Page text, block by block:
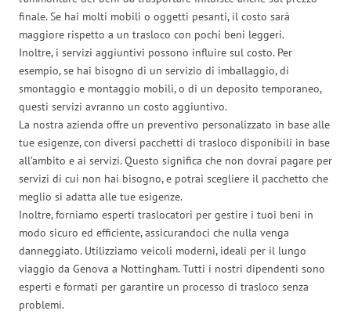
finale. Se hai molti mobili o oggetti pesanti, il costo sarà
maggiore rispetto a un trasloco con pochi beni leggeri.
Inoltre, i servizi aggiuntivi possono influire sul costo. Per
esempio, se hai bisogno di un servizio di imballaggio, di
smontaggio e montaggio mobili, o di un deposito temporaneo,
questi servizi avranno un costo aggiuntivo.
La nostra azienda offre un preventivo personalizzato in base alle
tue esigenze, con diversi pacchetti di trasloco disponibili in base
all’ambito e ai servizi. Questo significa che non dovrai pagare per
servizi di cui non hai bisogno, e potrai scegliere il pacchetto che
meglio si adatta alle tue esigenze.
Inoltre, forniamo esperti traslocatori per gestire i tuoi beni in
modo sicuro ed efficiente, assicurandoci che nulla venga
danneggiato. Utilizziamo veicoli moderni, ideali per il lungo
viaggio da Genova a Nottingham. Tutti i nostri dipendenti sono
esperti e formati per garantire un processo di trasloco senza
problemi.